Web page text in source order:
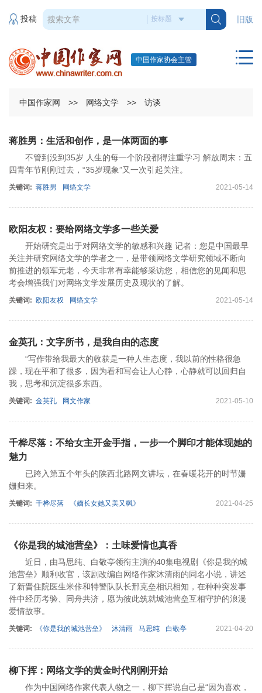
旧版
投稿
中国作家协会主管
中国作家网 >> 网络文学 >> 访谈
蒋胜男：生活和创作，是一体两面的事
不管到没到35岁 人生的每一个阶段都得注重学习 解放周末：五
四青年节刚刚过去，“35岁现象”又一次引起关注。
关键词: 蒋胜男 网络文学 2021-05-14
欧阳友权：要给网络文学多一些关爱
开始研究是出于对网络文学的敏感和兴趣 记者：您是中国最早
关注并研究网络文学的学者之一，是带领网络文学研究领域不断向
前推进的领军元老，今天非常有幸能够采访您，相信您的见闻和思
考会增强我们对网络文学发展历史及现状的了解。
关键词: 欧阳友权 网络文学 2021-05-14
金英孔：文字所书，是我自由的态度
“写作带给我最大的收获是一种人生态度，我以前的性格很急
躁，现在平和了很多，因为看和写会让人心静，心静就可以回归自
我，思考和沉淀很多东西。
关键词: 金英孔 网文作家 2021-05-10
千桦尽落：不给女主开金手指，一步一个脚印才能体现她的
魅力
已跨入第五个年头的陕西北路网文讲坛，在春暖花开的时节姗
姗归来。
关键词: 千桦尽落 《嫡长女她又美又飒》 2021-04-25
《你是我的城池营垒》：土味爱情也真香
近日，由马思纯、白敬亭领衔主演的40集电视剧《你是我的城
池营垒》顺利收官，该剧改编自网络作家沐清雨的同名小说，讲述
了新晋住院医生米佧和特警队队长邢克垒相识相知，在种种突发事
件中经历考验、同舟共济，愿为彼此筑就城池营垒互相守护的浪漫
爱情故事。
关键词: 《你是我的城池营垒》 沐清雨 马思纯 白敬亭 2021-04-20
柳下挥：网络文学的黄金时代刚刚开始
作为中国网络作家代表人物之一，柳下挥说自己是“因为喜欢，